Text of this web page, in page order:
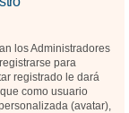
los Administradores
para
registrado le dará
como usuario
(avatar),